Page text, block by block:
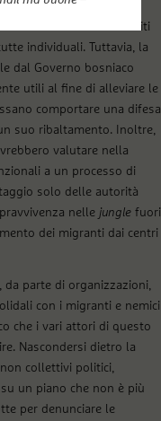
un fenomeno
chiare in rivoli infiniti
individuali. Tuttavia, la
dal Governo bosniaco
utili al fine di alleviare le
comportare una difesa
suo ribaltamento. Inoltre,
valutare nella
a un processo di
solo delle autorità
nelle jungle fuori
dei migranti dai centri
parte di organizzazioni,
con i migranti e nemici
che i vari attori di questo
Nascondersi dietro la
collettivi politici,
un piano che non è più
per denunciare le